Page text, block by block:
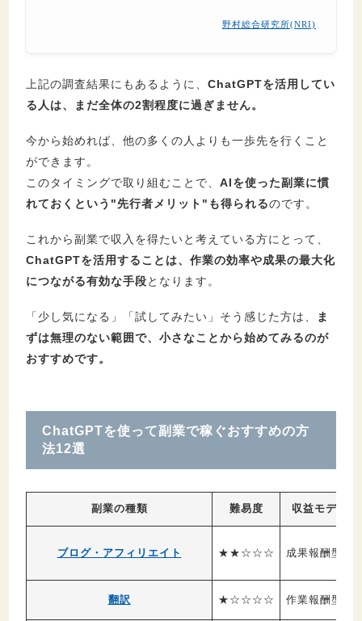
野村総合研究所(NRI)
上記の調査結果にもあるように、 ChatGPTを活用してい
る人は、まだ全体の2割程度に過ぎません。
今から始めれば、他の多くの人よりも一歩先を行くこと
ができます。
このタイミングで取り組むことで、 AIを使った副業に慣
れておくという"先行者メリット"も得られるのです。
これから副業で収入を得たいと考えている方にとって、
ChatGPTを活用することは、作業の効率や成果の最大化
につながる有効な手段となります。
「少し気になる」「試してみたい」そう感じた方は、
ま
ずは無理のない範囲で、小さなことから始めてみるのが
おすすめです。
ChatGPTを使って副業で稼ぐおすすめの方
法12選
副業の種類 難易度 収益モデル
ブログ・アフィリエイト ★★☆☆☆ 成果報酬型
翻訳 ★☆☆☆☆ 作業報酬型